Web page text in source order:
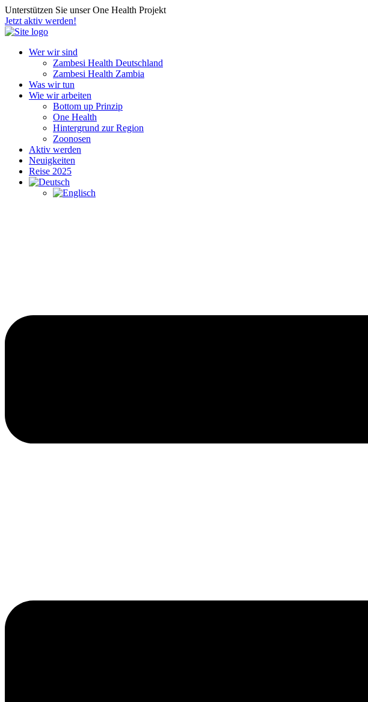
Unterstützen Sie unser One Health Projekt
Jetzt aktiv werden!
Wer wir sind
Zambesi Health Deutschland
Zambesi Health Zambia
Was wir tun
Wie wir arbeiten
Bottom up Prinzip
One Health
Hintergrund zur Region
Zoonosen
Aktiv werden
Neuigkeiten
Reise 2025